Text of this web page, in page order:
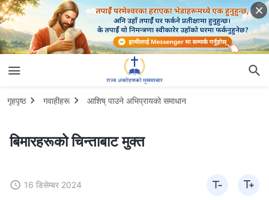
गृहपृष्ठ गवाहीहरू आशिष् पाउने अभिप्रायको समाधान
बिमारहरूको चिन्ताबाट मुक्त
16 डिसेम्बर 2024